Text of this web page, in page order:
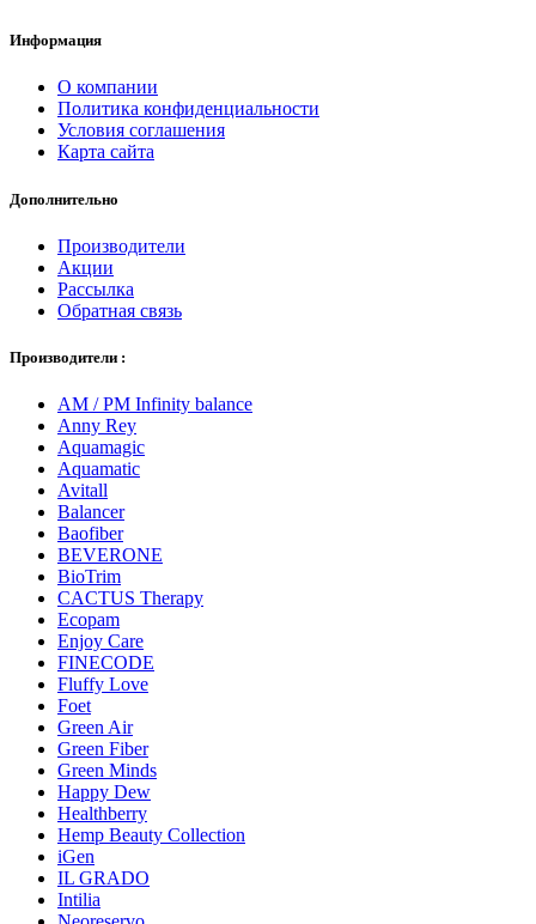
Информация
О компании
Политика конфиденциальности
Условия соглашения
Карта сайта
Дополнительно
Производители
Акции
Рассылка
Обратная связь
Производители :
AM / PM Infinity balance
Anny Rey
Aquamagic
Aquamatic
Avitall
Balancer
Baofiber
BEVERONE
BioTrim
CACTUS Therapy
Ecopam
Enjoy Care
FINECODE
Fluffy Love
Foet
Green Air
Green Fiber
Green Minds
Happy Dew
Healthberry
Hemp Beauty Collection
iGen
IL GRADO
Intilia